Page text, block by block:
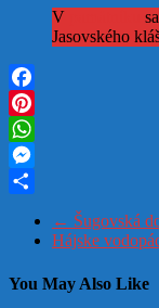
V
Jasovského
Facebook
Pinterest
WhatsApp
Messenger
← Šugovská
Hájske
You May Also Like